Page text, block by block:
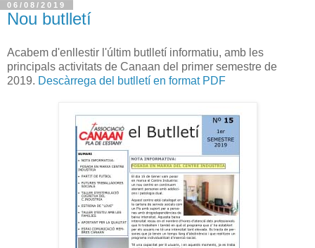
06/08/2019
Nou butlletí
Acabem d'enllestir l'últim butlletí informatiu, amb les
principals activitats de Canaan del primer semestre de
2019. Descàrrega del butlletí en format PDF